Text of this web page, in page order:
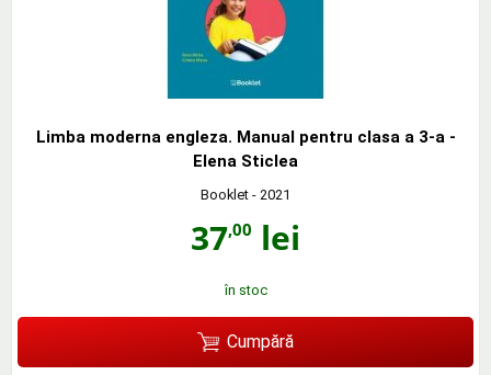
Limba moderna engleza. Manual pentru clasa a 3-a -
Elena Sticlea
Booklet - 2021
37,00 lei
în stoc
Cumpără